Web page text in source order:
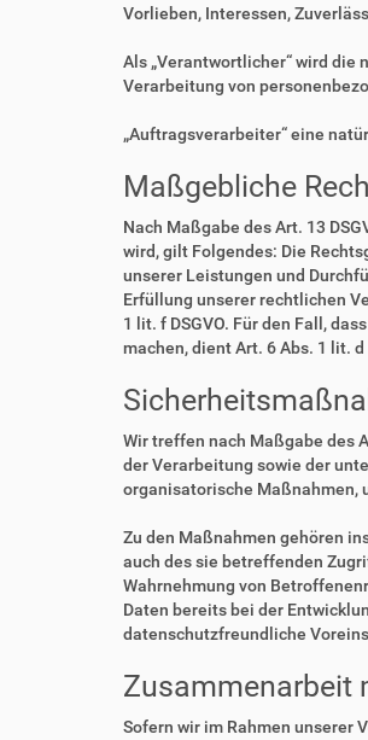
Vorlieben, Interessen,
Als „Verantwortlicher“ wird die
Verarbeitung von
„Auftragsverarbeiter“ eine
Maßgebliche
Nach Maßgabe des Art. 13
wird, gilt Folgendes: Die
unserer Leistungen und
Erfüllung unserer rechtlichen
1 lit. f DSGVO. Für den Fall,
machen, dient Art. 6 Abs. 1 lit.
Wir treffen nach Maßgabe des
der Verarbeitung sowie der
organisatorische Maßnahmen,
Zu den Maßnahmen gehören
auch des sie betreffenden
Wahrnehmung von
Daten bereits bei der
datenschutzfreundliche
Zusammenarbeit
Sofern wir im Rahmen unserer